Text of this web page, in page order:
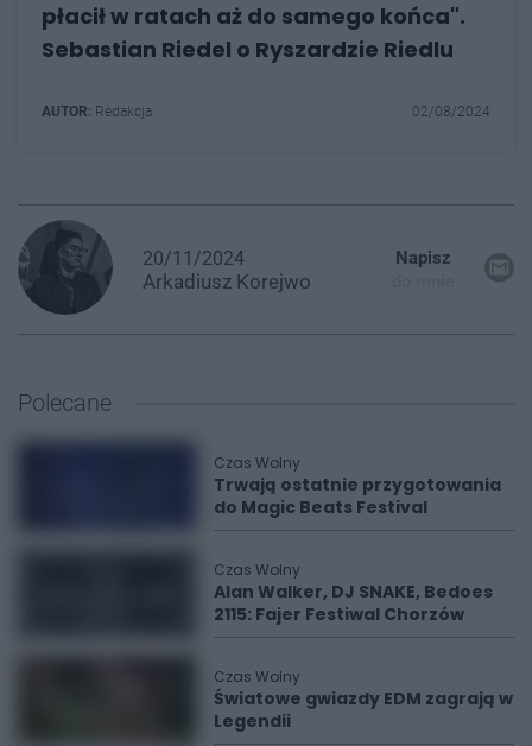
płacił w ratach aż do samego końca".
Sebastian Riedel o Ryszardzie Riedlu
AUTOR: Redakcja 02/08/2024
20/11/2024
Arkadiusz Korejwo
Napisz
Polecane
Czas Wolny
Trwają ostatnie przygotowania
do Magic Beats Festival
Czas Wolny
Alan Walker, DJ SNAKE, Bedoes
2115: Fajer Festiwal Chorzów
Czas Wolny
Światowe gwiazdy EDM zagrają w
Legendii